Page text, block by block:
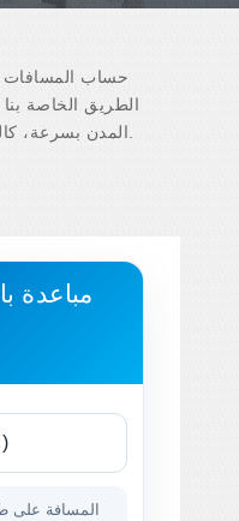
حساب المسافات
الطريق الخاصة
مباعدة
المسافة على